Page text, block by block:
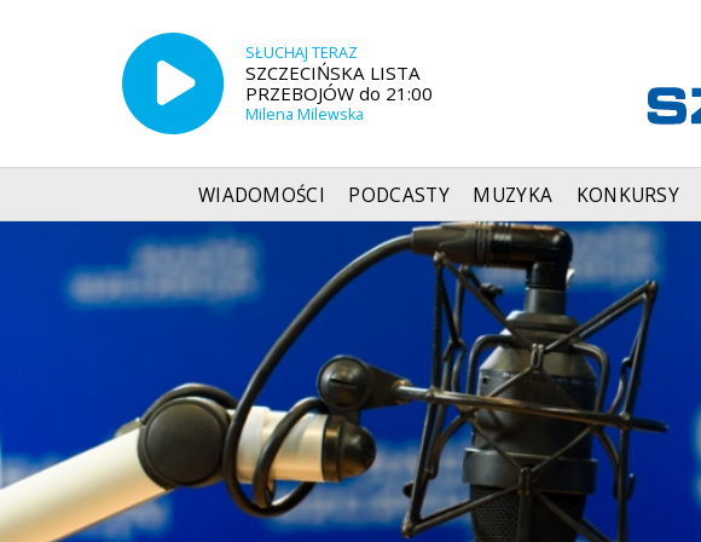
SŁUCHAJ TERAZ
SZCZECIŃSKA LISTA
PRZEBOJÓW do 21:00
Milena Milewska
WIADOMOŚCI PODCASTY MUZYKA KONKURSY